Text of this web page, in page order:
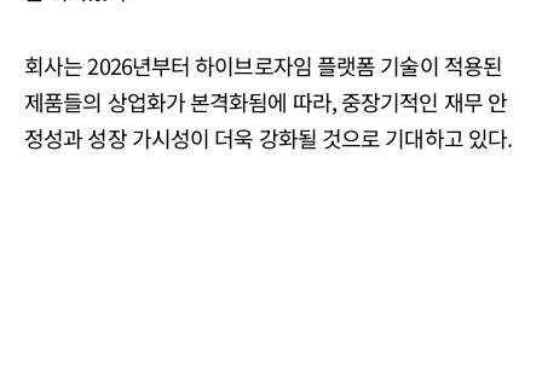
회사는 2026년부터 하이브로자임 플랫폼 기술이 적용된
제품들의 상업화가 본격화됨에 따라, 중장기적인 재무 안
정성과 성장 가시성이 더욱 강화될 것으로 기대하고 있다.